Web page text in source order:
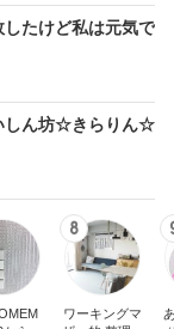
たけど私は元気で
しん坊☆きらりん☆
8
ワーキングマ